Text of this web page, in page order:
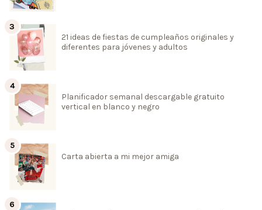
21 ideas de fiestas de cumpleaños originales y
diferentes para jóvenes y adultos
Planificador semanal descargable gratuito
vertical en blanco y negro
Carta abierta a mi mejor amiga